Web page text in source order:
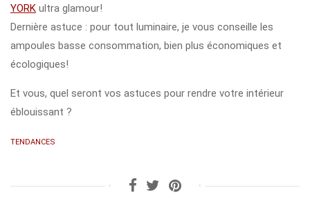
YORK ultra glamour!
Dernière astuce : pour tout luminaire, je vous conseille les
ampoules basse consommation, bien plus économiques et
écologiques!
Et vous, quel seront vos astuces pour rendre votre intérieur
éblouissant ?
TENDANCES